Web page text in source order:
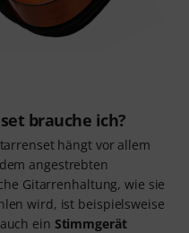
brauche ich?
hängt vor allem
angestrebten
Gitarrenhaltung, wie sie
wird, ist beispielsweise
ein Stimmgerät